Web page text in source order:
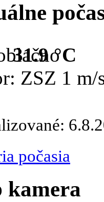
31.9 °C
ZSZ 1 m/
počasia
kamera